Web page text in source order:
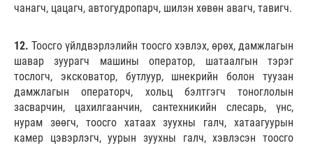
чанагч, цацагч, автогудропарч, шилэн хөвөн авагч, тавигч.
12. Тоосго үйлдвэрлэлийн тоосго хэвлэх, өрөх, дамжлагын
шавар зуурагч машины оператор, шатаалгын тэрэг
тослогч, эксковатор, бутлуур, шнекрийн болон туузан
дамжлагын операторч, хольц бэлтгэгч тоноглолын
засварчин, цахилгаанчин, сантехникийн слесарь, үнс,
нурам зөөгч, тоосго хатаах зуухны галч, хатаагуурын
камер цэвэрлэгч, уурын зуухны галч, хэвлэсэн тоосго